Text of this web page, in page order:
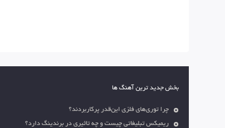
بخش جدید ترین آهنگ ها
چرا توری‌های فلزی این‌قدر پرکاربردند؟
ریمیکس تبلیغاتی چیست و چه تاثیری در برندینگ دارد؟